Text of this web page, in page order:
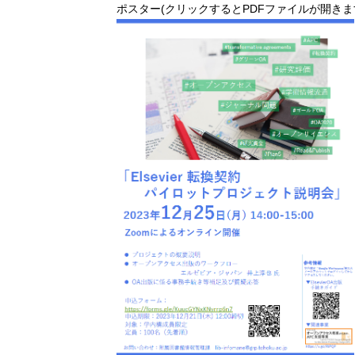
ポスター(クリックするとPDFファイルが開き